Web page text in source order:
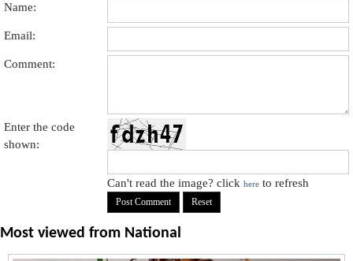
Name:
Email:
Comment:
Enter the code
shown:
Can't read the image? clickhere to refresh
Most viewed from National